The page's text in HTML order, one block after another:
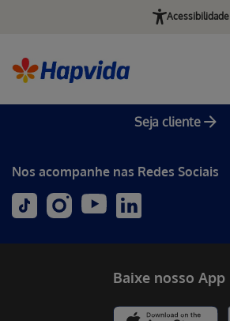
Acessibilidade
Seja cliente
Nos acompanhe nas Redes Sociais
Baixe nosso App